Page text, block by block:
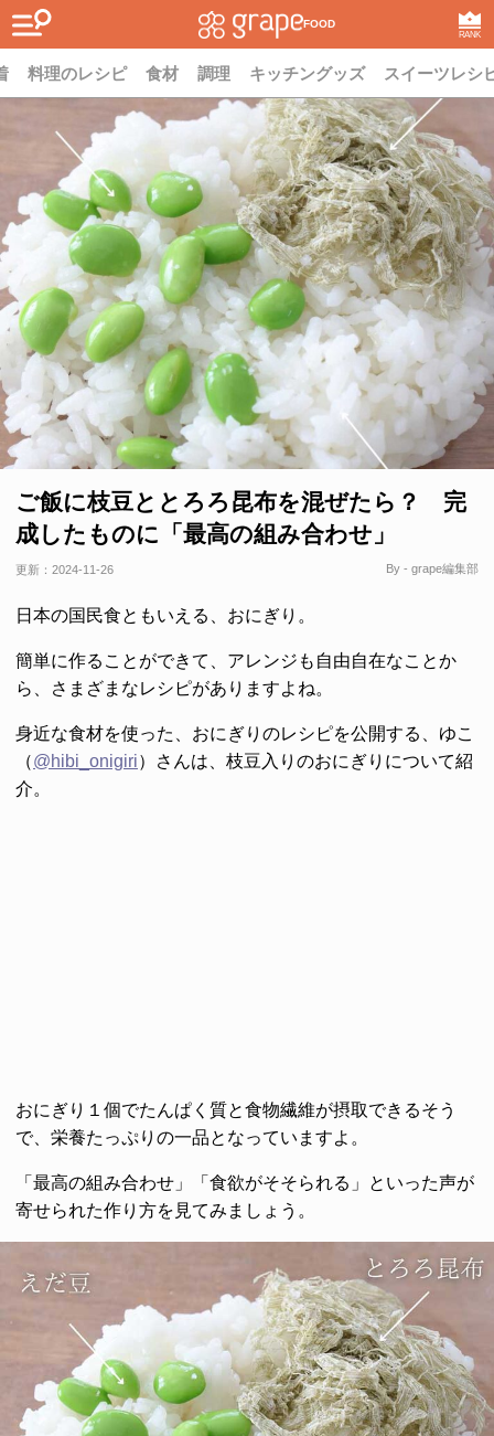
FOOD
RANK
料理のレシピ 食材 調理 キッチングッズ スイーツレシ
ご飯に枝豆ととろろ昆布を混ぜたら？ 完
成したものに「最高の組み合わせ」
更新： 2024-11-26 By - grape編集部
日本の国民食ともいえる、おにぎり。
簡単に作ることができて、アレンジも自由自在なことか
ら、さまざまなレシピがありますよね。
身近な食材を使った、おにぎりのレシピを公開する、ゆこ
（@hibi_onigiri）さんは、枝豆入りのおにぎりについて紹
介。
おにぎり１個でたんぱく質と食物繊維が摂取できるそう
で、栄養たっぷりの一品となっていますよ。
「最高の組み合わせ」「食欲がそそられる」といった声が
寄せられた作り方を見てみましょう。